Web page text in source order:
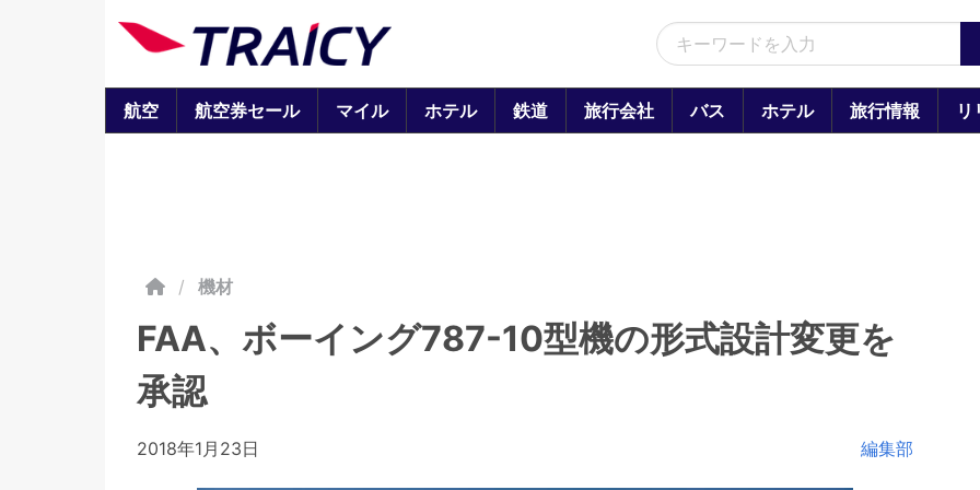
航空 航空券セール マイル ホテル 鉄道 旅行会社 バス ホテル 旅行情報 リ
/ 機材
FAA、ボーイング787-10型機の形式設計変更を
承認
2018年1月23日 編集部